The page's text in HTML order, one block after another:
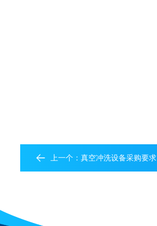
上一个：真空冲洗设备采购要求